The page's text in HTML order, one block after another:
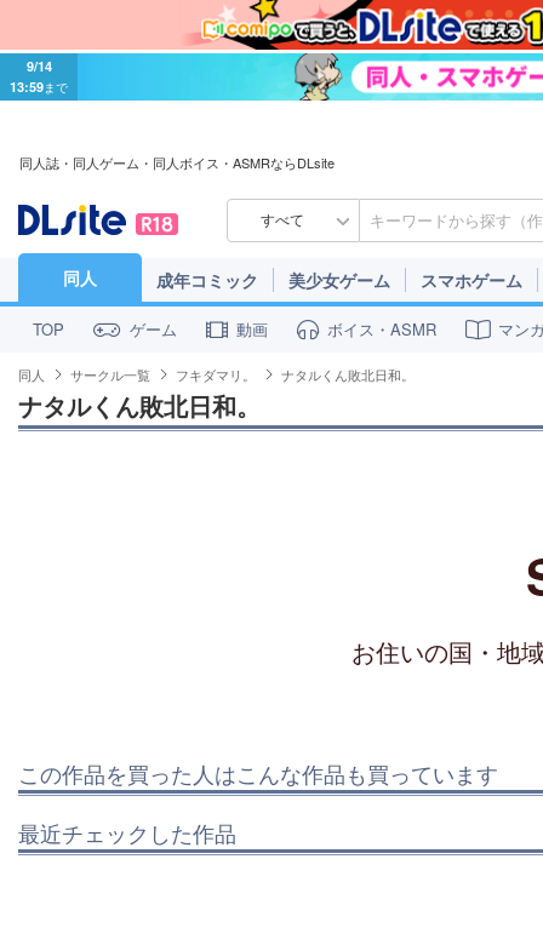
9/14
13:59まで
同人誌・同人ゲーム・同人ボイス・ASMRならDLsite
すべて
同人 成年コミック 美少女ゲーム スマホゲーム
TOP ゲーム 動画 ボイス・ASMR マン
同人 サークル一覧 フキダマリ。 ナタルくん敗北日和。
ナタルくん敗北日和。
お住いの国・地
この作品を買った人はこんな作品も買っています
最近チェックした作品